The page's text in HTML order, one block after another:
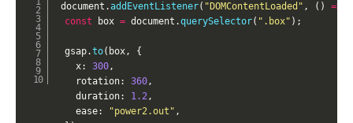
document .addEventListener( "DOMContentLoaded" , ( ) =>
const box = document .querySelector( ".box" ) ;
  gsap
.to( box,
{
    x
: 300,
    rotation
: 360,
    duration
: 1.2,
    ease
: "power2.out" ,